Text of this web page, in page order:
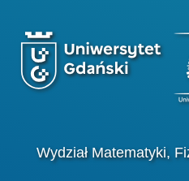
Wydział Matematyki,